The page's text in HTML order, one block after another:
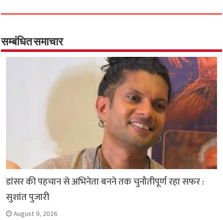
e
o
o
t
A
p
t
r
e
a
m
i
y
n
k
r
सम्बंधित समाचार
डांसर की पहचान से अभिनेता बनने तक चुनौतीपूर्ण रहा सफर :
सुशांत पुजारी
August 9, 2026